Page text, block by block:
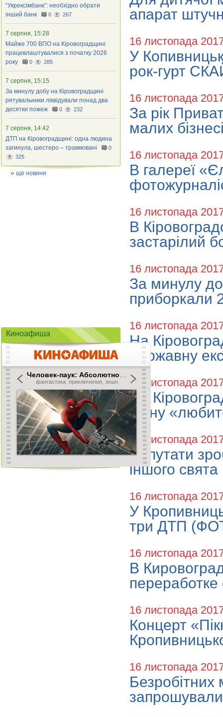
апарат
16 листопада
У
рок-гурт
16 листопада
За рік
малих
16 листопада
В галереї
16 листопада
В
застарілий
16 листопада
За минулу
приборкали
16 листопада
На
державну
16 листопада
На
річну
16 листопада
Депутати
іншого свята
16 листопада
У
три ДТП
16 листопада
В
переработке
16 листопада
Концерт
16 листопада
Безробітних
“Укрексімбанк”: необхідно обрати
інший банк
0 267
7 серпня, 15:28
Майже 700 ВПО на Кіровоградщині
працевлаштувалися з початку 2026
року
0 285
7 серпня, 15:15
За минулу добу на Кіровоградщині
рятувальники ліквідували понад два
десятки пожеж
0 232
7 серпня, 14:42
ДТП на Кіровоградщині: одна людина
загинула, шестеро – травмовані
0
325
ще новини
Киноафиша